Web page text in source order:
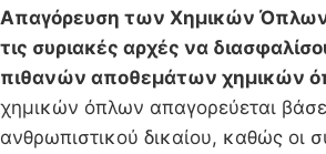
Απαγόρευση των Χημικών Όπλων
τις συριακές αρχές να
πιθανών αποθεμάτων χημικών
χημικών όπλων απαγορεύεται
ανθρωπιστικού δικαίου, καθώς οι